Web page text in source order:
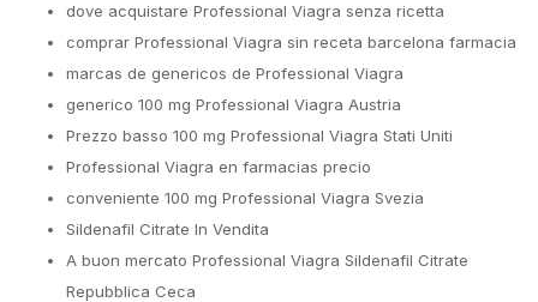
dove acquistare Professional Viagra senza ricetta
comprar Professional Viagra sin receta barcelona farmacia
marcas de genericos de Professional Viagra
generico 100 mg Professional Viagra Austria
Prezzo basso 100 mg Professional Viagra Stati Uniti
Professional Viagra en farmacias precio
conveniente 100 mg Professional Viagra Svezia
Sildenafil Citrate In Vendita
A buon mercato Professional Viagra Sildenafil Citrate
Repubblica Ceca